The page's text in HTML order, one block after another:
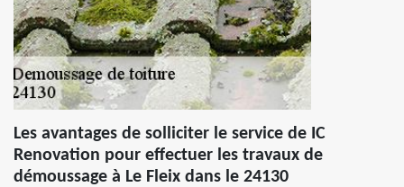
Les avantages de solliciter le service de IC
Renovation pour effectuer les travaux de
démoussage à Le Fleix dans le 24130